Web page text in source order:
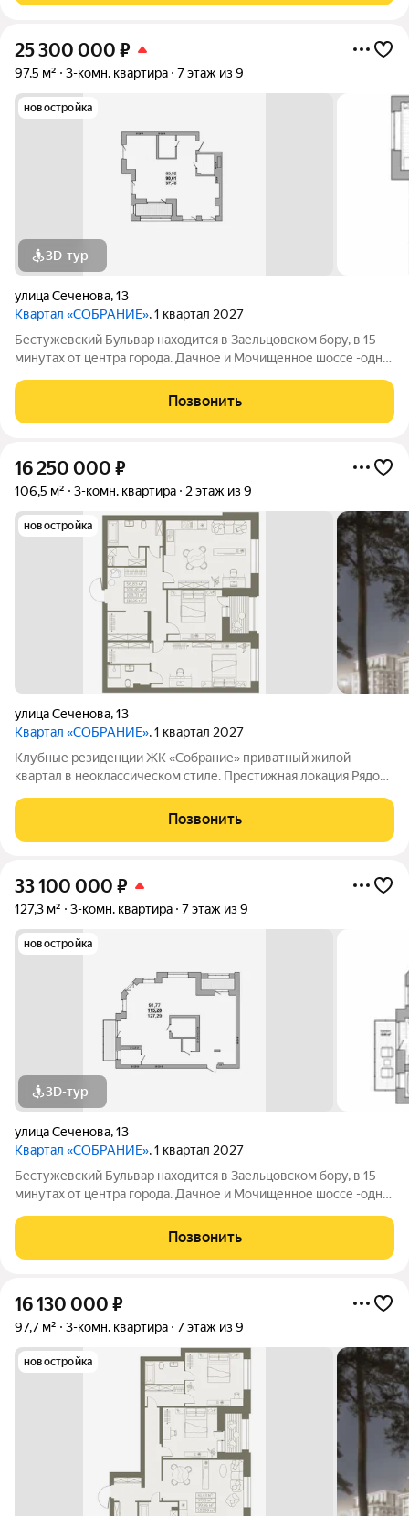
25 300 000 ₽
97,5 м² 3-комн. квартира 7 этаж из 9
новостройка
3D-тур
улица Сеченова,13
Квартал «СОБРАНИЕ», 1 квартал 2027
Бестужевский Бульвар находится в Заельцовском бору, в 15
минутах от центра города. Дачное и Мочищенное шоссе -одни
воздух, абсолютная тишина, освещенные тропинки в
реликтовом бору для неспешных
Позвонить
16 250 000 ₽
106,5 м² 3-комн. квартира 2 этаж из 9
новостройка
улица Сеченова,13
Квартал «СОБРАНИЕ», 1 квартал 2027
Клубные резиденции ЖК «Собрание» приватный жилой
квартал в неоклассическом стиле. Престижная локация Рядом
города. Неоклассика Современный, элегантных классический
архитектурный стиль. Клубный
Позвонить
33 100 000 ₽
127,3 м² 3-комн. квартира 7 этаж из 9
новостройка
3D-тур
улица Сеченова,13
Квартал «СОБРАНИЕ», 1 квартал 2027
Бестужевский Бульвар находится в Заельцовском бору, в 15
минутах от центра города. Дачное и Мочищенное шоссе -одни
воздух, абсолютная тишина, освещенные тропинки в
реликтовом бору для неспешных
Позвонить
16 130 000 ₽
97,7 м² 3-комн. квартира 7 этаж из 9
новостройка